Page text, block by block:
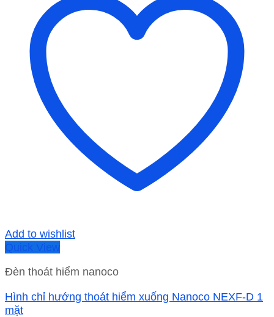
Add to wishlist
Quick View
Đèn thoát hiểm nanoco
Hình chỉ hướng thoát hiểm xuống Nanoco NEXF-D 1
mặt